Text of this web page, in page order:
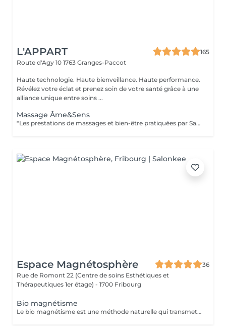
L'APPART
165
Route d'Agy 10 1763 Granges-Paccot
Haute technologie. Haute bienveillance. Haute performance.
Révélez votre éclat et prenez soin de votre santé grâce à une
alliance unique entre soins ...
Massage Âme&Sens
*Les prestations de massages et bien-être pratiquées par Sarah Mauron sont à réserver avec l'application onedoc.ch. Si questions par WhatsApp au 076 497 45 36.* Le massage Âme&Sens est un soin unique qui associe un massage intuitif entièrement personnalisé à un soin énergétique Lahochi. Cette alliance permet d'agir en profondeur, aussi bien sur le corps que sur les plans émotionnel et énergétique, pour vous offrir un véritable moment de reconnexion à vous-même. Le massage est adapté à vos besoins du moment et vise à libérer les tensions physiques, apaiser le mental et favoriser un profond état de relaxation. La séance se poursuit par un soin énergétique Lahochi, réalisé par l'apposition des mains, qui transmet une énergie de haute fréquence favorisant l'harmonisation du corps, du cur et de l'esprit. Le Lahochi accompagne les capacités naturelles d'équilibre de l'organisme en aidant à dissoudre les blocages énergétiques, à rétablir une circulation harmonieuse de l'énergie et à soutenir un sentiment de paix intérieure. Cette approche complète invite à un réalignement global, à une recharge énergétique et à une élévation de votre taux vibratoire. À l'issue du soin, vous pourrez ressentir une profonde détente, un regain d'énergie, une sensation de légèreté ainsi qu'un mieux-être durable, propice au recentrage et à l'harmonie intérieure. INFRATHERAPIE VITAL DÔME Afin de maximiser les effets, vous avez la possibilité de combiner le soin avec une séance de Vital Dôme. L'infrathérapie repose sur l'action des infrarouges longs, des ondes de chaleur capables de pénétrer en profondeur dans les tissus. Cette énergie douce augmente la température corporelle interne et déclenche une sudation intense mais agréable, comparable à celle d'une activité physique modérée. Ce processus permet d'éliminer les toxines et métaux lourds, d'activer la microcirculation, d'améliorer l'oxygénation cellulaire, et de soutenir le métabolisme. Ce massage n'est pas reconnu par les assurances complémentaires.
Espace Magnétosphère
36
Rue de Romont 22 (Centre de soins Esthétiques et
Thérapeutiques 1er étage) - 1700 Fribourg
Bio magnétisme
Le bio magnétisme est une méthode naturelle qui transmet l'énergie, rétablit l'harmonie, l'équilibre du corps, de l'âme et de l'esprit. C'est une transmission d'énergie d'un individu à un autre. Le magnétisme permet de dénouer les nuds du corps et du mental pour se sentir plus apaisé et pour libérer l'énergie afin qu'elle circule parfaitement des pieds à la tête. On parle alors d'alignement.